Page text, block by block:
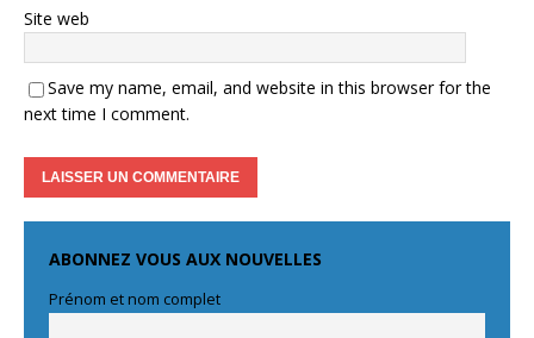
Site web
Save my name, email, and website in this browser for the
next time I comment.
ABONNEZ VOUS AUX NOUVELLES
Prénom et nom complet